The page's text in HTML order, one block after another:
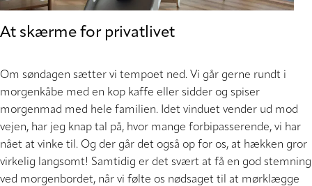
At skærme for privatlivet
Om søndagen sætter vi tempoet ned. Vi går gerne rundt i
morgenkåbe med en kop kaffe eller sidder og spiser
morgenmad med hele familien. Idet vinduet vender ud mod
vejen, har jeg knap tal på, hvor mange forbipasserende, vi har
nået at vinke til. Og der går det også op for os, at hækken gror
virkelig langsomt! Samtidig er det svært at få en god stemning
ved morgenbordet, når vi følte os nødsaget til at mørklægge